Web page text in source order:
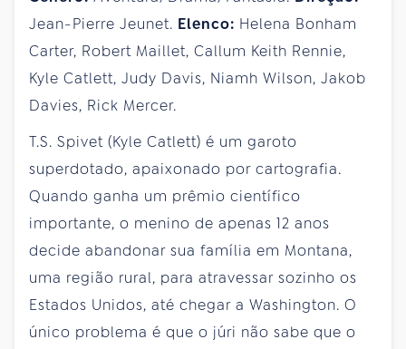
Jean-Pierre Jeunet. Elenco: Helena Bonham
Carter, Robert Maillet, Callum Keith Rennie,
Kyle Catlett, Judy Davis, Niamh Wilson, Jakob
Davies, Rick Mercer.
T.S. Spivet (Kyle Catlett) é um garoto
superdotado, apaixonado por cartografia.
Quando ganha um prêmio científico
importante, o menino de apenas 12 anos
decide abandonar sua família em Montana,
uma região rural, para atravessar sozinho os
Estados Unidos, até chegar a Washington. O
único problema é que o júri não sabe que o